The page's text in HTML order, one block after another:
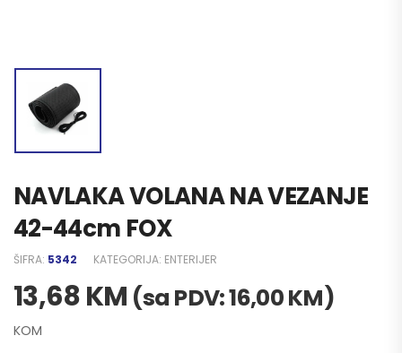
NAVLAKA VOLANA NA VEZANJE
42-44cm FOX
ŠIFRA: 5342 KATEGORIJA: ENTERIJER
13,68KM (sa PDV:16,00KM)
KOM